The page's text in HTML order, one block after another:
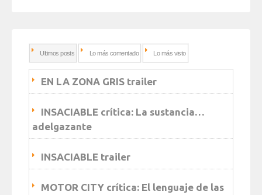
Ultimos posts Lo más comentado Lo más visto
EN LA ZONA GRIS trailer
INSACIABLE crítica: La sustancia…
adelgazante
INSACIABLE trailer
MOTOR CITY crítica: El lenguaje de las